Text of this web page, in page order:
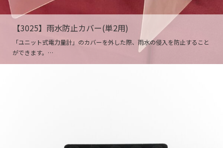
【3025】雨水防止カバー(単2用)
「ユニット式電力量計」のカバーを外した際、雨水の侵入を防止すること
ができます。…